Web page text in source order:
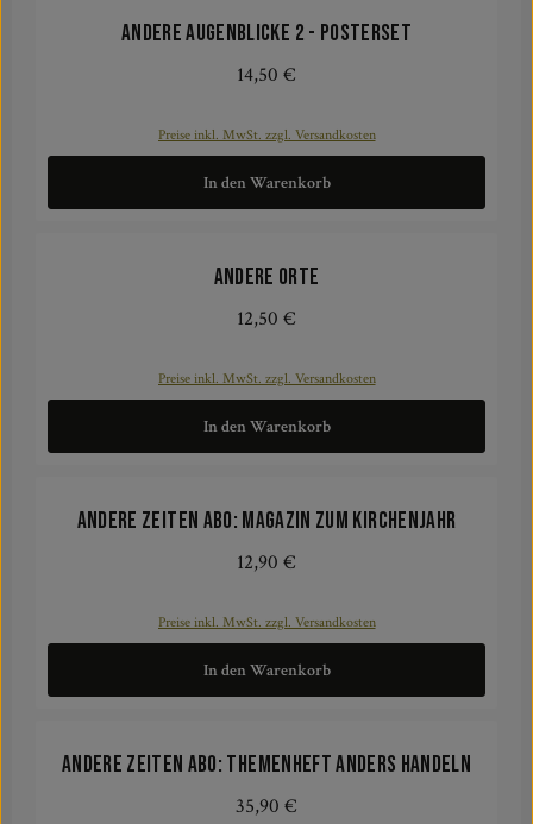
Andere Augenblicke 2 - Posterset
Regulärer Preis:
14,50 €
Preise inkl. MwSt. zzgl. Versandkosten
In den Warenkorb
Andere Orte
Regulärer Preis:
12,50 €
Preise inkl. MwSt. zzgl. Versandkosten
In den Warenkorb
Andere Zeiten Abo: Magazin zum Kirchenjahr
Regulärer Preis:
12,90 €
Preise inkl. MwSt. zzgl. Versandkosten
In den Warenkorb
Andere Zeiten Abo: Themenheft Anders Handeln
Regulärer Preis:
35,90 €